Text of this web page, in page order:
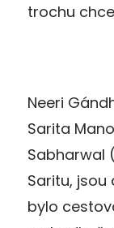
trochu
Neeri
Sarita
Sabharwal
Saritu, jsou
bylo